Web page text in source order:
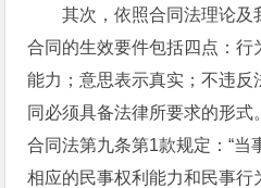
其次，依照合同法理论及
合同的生效要件包括四点：行
能力；意思表示真实；不违反
同必须具备法律所要求的形式
合同法第九条第1款规定：“当
相应的民事权利能力和民事行